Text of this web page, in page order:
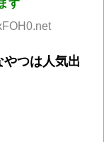
す
つは人気出